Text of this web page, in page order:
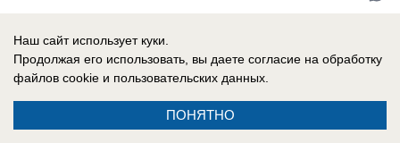
Новости СМИ2
Наш сайт использует куки.
Продолжая его использовать, вы даете согласие на обработку
файлов cookie и пользовательских данных.
ПОНЯТНО